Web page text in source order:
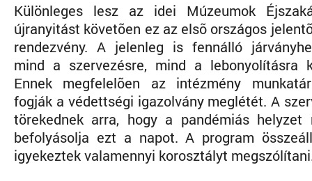
Különleges lesz az idei Múzeumok
újranyitást követõen ez az elsõ országos
rendezvény. A jelenleg is fennálló
mind a szervezésre, mind a lebonyolításra
Ennek megfelelõen az intézmény
fogják a védettségi igazolvány meglétét. A
törekednek arra, hogy a pandémiás helyzet
befolyásolja ezt a napot. A program
igyekeztek valamennyi korosztályt